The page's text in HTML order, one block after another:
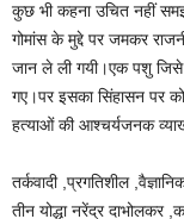
कुछ भी कहना उचित नहीं
गोमांस के मुद्दे पर जमकर
जान ले ली गयी।एक पशु जिसे
गए।पर इसका सिंहासन पर
हत्याओं की आश्चर्यजनक
तर्कवादी ,प्रगतिशील
तीन योद्धा नरेंद्र दाभोलकर